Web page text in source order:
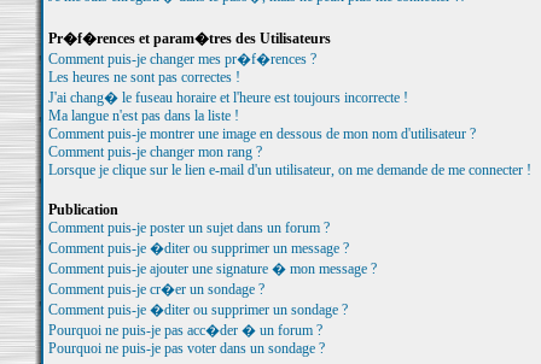
Pr�f�rences et param�tres des Utilisateurs
Comment puis-je changer mes pr�f�rences ?
Les heures ne sont pas correctes !
J'ai chang� le fuseau horaire et l'heure est toujours incorrecte !
Ma langue n'est pas dans la liste !
Comment puis-je montrer une image en dessous de mon nom d'utilisateur ?
Comment puis-je changer mon rang ?
Lorsque je clique sur le lien e-mail d'un utilisateur, on me demande de me connecter !
Publication
Comment puis-je poster un sujet dans un forum ?
Comment puis-je �diter ou supprimer un message ?
Comment puis-je ajouter une signature � mon message ?
Comment puis-je cr�er un sondage ?
Comment puis-je �diter ou supprimer un sondage ?
Pourquoi ne puis-je pas acc�der � un forum ?
Pourquoi ne puis-je pas voter dans un sondage ?